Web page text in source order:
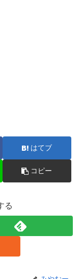
はてブ
コピー
る